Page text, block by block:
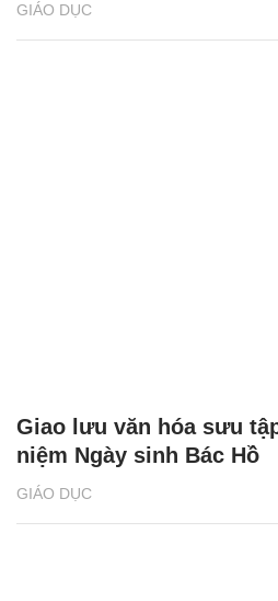
GIÁO DỤC
GIÁO DỤC
Giao lưu văn hóa sưu
niệm Ngày sinh Bác Hồ